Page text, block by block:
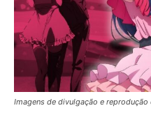
Imagens de divulgação e